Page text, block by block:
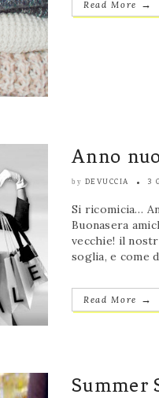
Read More →
Anno
by DEVUCCIA 3
Si ricomicia…
Buonasera
vecchie! il
soglia, e come
Read More →
Summer